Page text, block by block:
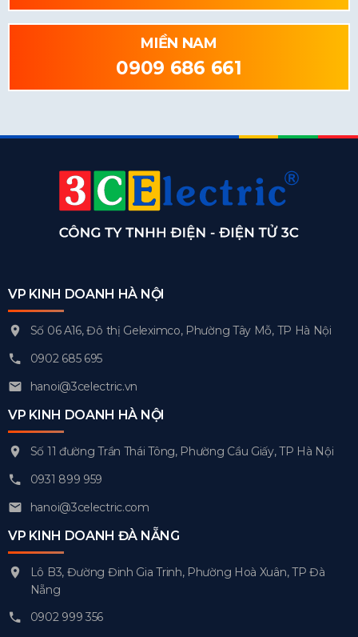
MIỀN NAM
0909 686 661
VP KINH DOANH HÀ NỘI
Số 06 A16, Đô thị Geleximco, Phường Tây Mỗ, TP Hà Nội
0902 685 695
hanoi@3celectric.vn
VP KINH DOANH HÀ NỘI
Số 11 đường Trần Thái Tông, Phường Cầu Giấy, TP Hà Nội
0931 899 959
hanoi@3celectric.com
VP KINH DOANH ĐÀ NẴNG
Lô B3, Đường Đinh Gia Trinh, Phường Hoà Xuân, TP Đà
Nẵng
0902 999 356